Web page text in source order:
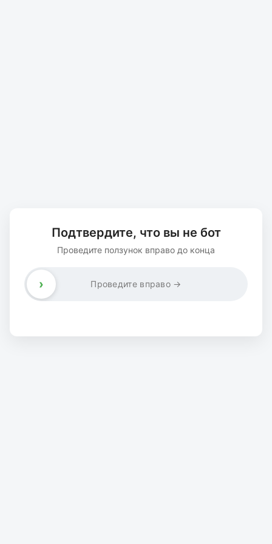
Подтвердите, что вы не бот
Проведите ползунок вправо до конца
Проведите вправо →
›